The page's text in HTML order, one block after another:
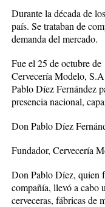
Durante la década de
país. Se trataban de
demanda del mercado.
Fue el 25 de octubre
Cervecería Modelo,
Pablo Díez Fernández
presencia nacional,
Don Pablo Díez
Fundador, Cervecería
Don Pablo Díez, quien
compañía, llevó a cabo
cerveceras, fábricas de